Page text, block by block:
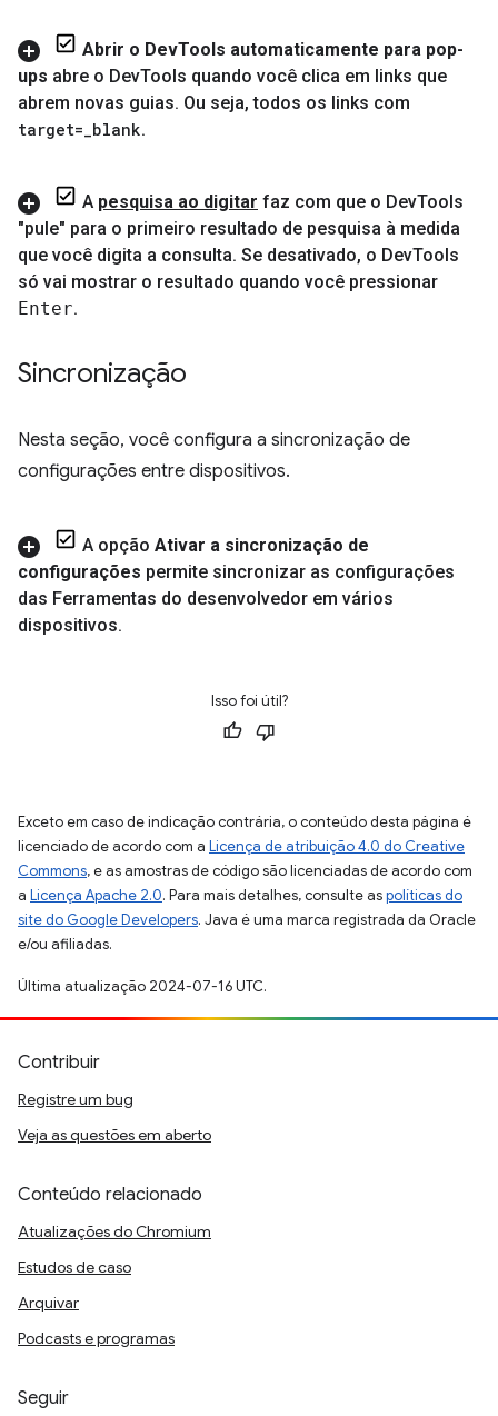
Abrir o DevTools automaticamente para pop-
ups abre o DevTools quando você clica em links que
abrem novas guias. Ou seja, todos os links com
target=_blank.
A pesquisa ao digitar faz com que o DevTools
"pule" para o primeiro resultado de pesquisa à medida
que você digita a consulta. Se desativado, o DevTools
só vai mostrar o resultado quando você pressionar
Enter.
Sincronização
Nesta seção, você configura a sincronização de
configurações entre dispositivos.
A opção Ativar a sincronização de
configurações permite sincronizar as configurações
das Ferramentas do desenvolvedor em vários
dispositivos.
Isso foi útil?
Exceto em caso de indicação contrária, o conteúdo desta página é
licenciado de acordo com a Licença de atribuição 4.0 do Creative
Commons, e as amostras de código são licenciadas de acordo com
a Licença Apache 2.0. Para mais detalhes, consulte aspolíticas do
site do Google Developers. Java é uma marca registrada da Oracle
e/ou afiliadas.
Última atualização 2024-07-16 UTC.
Contribuir
Registre um bug
Veja as questões em aberto
Conteúdo relacionado
Atualizações do Chromium
Estudos de caso
Arquivar
Podcasts e programas
Seguir